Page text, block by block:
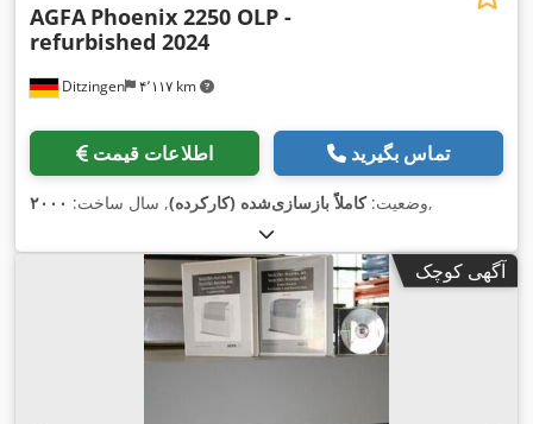
Ditzingen ۴٬۱۱۷ km
AGFA Phoenix 2250 OLP -
refurbished 2024
اطلاعات قیمت تماس بگیرید
وضعیت:کاملاً بازسازی‌شده (کارکرده), سال ساخت: ۲۰۰۰ ,
آگهی کوچک